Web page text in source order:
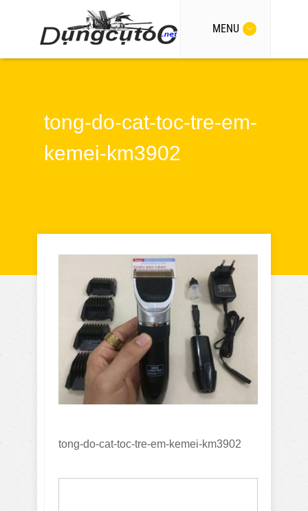
MENU
tong-do-cat-toc-tre-em-
kemei-km3902
tong-do-cat-toc-tre-em-kemei-km3902